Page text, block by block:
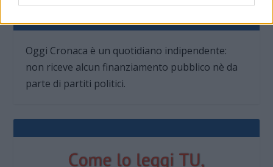
Oggi Cronaca è un quotidiano indipendente:
non riceve alcun finanziamento pubblico nè da
parte di partiti politici.